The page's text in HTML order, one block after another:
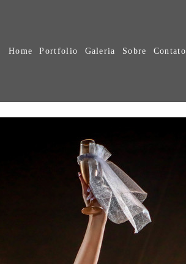
Home Portfolio Galeria Sobre Contato